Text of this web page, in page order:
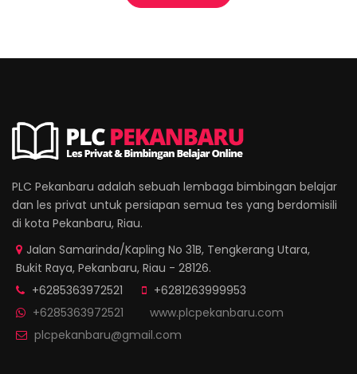
PLC Pekanbaru adalah sebuah lembaga bimbingan belajar
dan les privat untuk persiapan semua tes yang berdomisili
di kota Pekanbaru, Riau.
Jalan Samarinda/Kapling No 31B, Tengkerang Utara,
Bukit Raya, Pekanbaru, Riau - 28126.
+6285363972521
+6281263999953
+6285363972521
www.plcpekanbaru.com
plcpekanbaru@gmail.com